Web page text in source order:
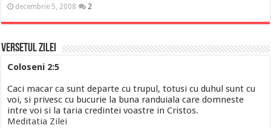
decembrie 5, 2008 2
Versetul Zilei
Coloseni 2:5
Caci macar ca sunt departe cu trupul, totusi cu duhul sunt cu
voi, si privesc cu bucurie la buna randuiala care domneste
intre voi si la taria credintei voastre in Cristos.
Meditatia Zilei